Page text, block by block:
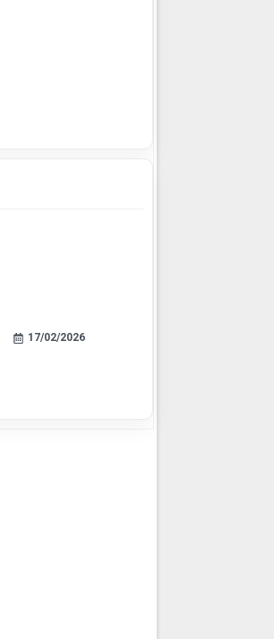
17/02/2026